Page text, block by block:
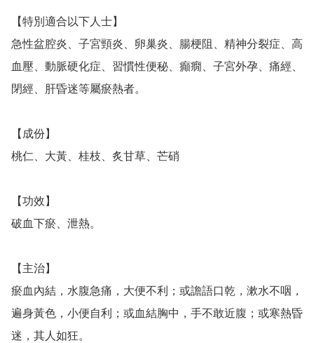
【特別適合以下人士】
急性盆腔炎、子宮頸炎、卵巢炎、腸梗阻、精神分裂症、高
血壓、動脈硬化症、習慣性便秘、癲癇、子宮外孕、痛經、
閉經、肝昏迷等屬瘀熱者。
【成份】
桃仁、大黃、桂枝、炙甘草、芒硝
【功效】
破血下瘀、泄熱。
【主治】
瘀血內結，水腹急痛，大便不利；或譫語口乾，漱水不咽，
遍身黃色，小便自利；或血結胸中，手不敢近腹；或寒熱昏
迷，其人如狂。